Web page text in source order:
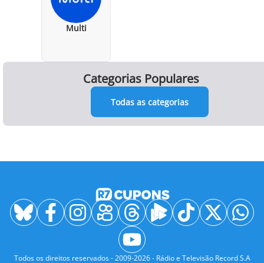
Categorias Populares
Todas as categorias
Multi
Todos os direitos reservados - 2009-2026 - Rádio e Televisão Record S.A